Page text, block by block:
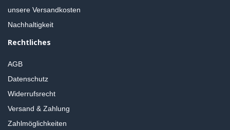
unsere Versandkosten
Nachhaltigkeit
Rechtliches
AGB
Datenschutz
Widerrufsrecht
Versand & Zahlung
Zahlmöglichkeiten